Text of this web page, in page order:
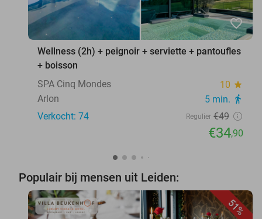
favorite_border
Wellness (2h) + peignoir + serviette + pantoufles
+ boisson
SPA Cinq Mondes
10 star
Arlon 5 min. directions_walk
Verkocht: 74 Regulier €49
€34,90
Populair bij mensen uit Leiden:
51%